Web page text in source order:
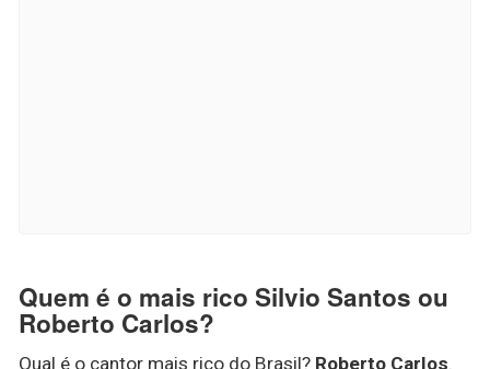
Quem é o mais rico Silvio Santos ou
Roberto Carlos?
Qual é o cantor mais rico do Brasil? Roberto Carlos.